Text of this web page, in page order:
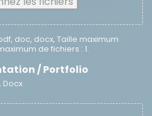
doc, docx, Taille maximum
de fichiers : 1.
/ Portfolio
Docx